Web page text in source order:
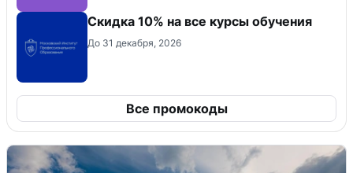
Скидка 10% на все курсы обучения
До 31 декабря, 2026
Все промокоды